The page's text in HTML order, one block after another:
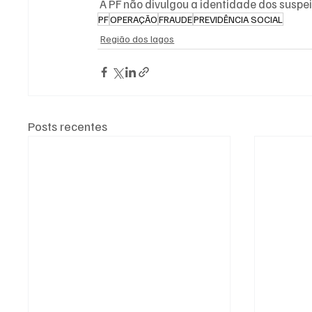
A PF não divulgou a identidade dos
PFOPERAÇÃOFRAUDEPREVIDÊNCIA SOCIAL
Região dos lagos
Posts recentes